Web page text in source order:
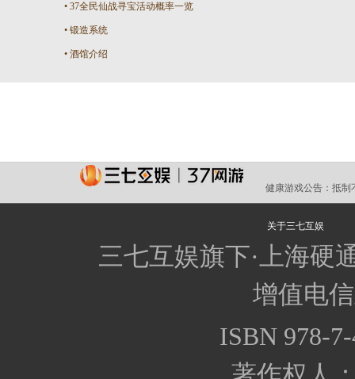
• 37全民仙战寻宝活动概率一览
• 锻造系统
• 酒馆介绍
健康游戏公告： 抵制
关于三七互娱
三七互娱旗下·上海硬
增值电
ISBN 978-